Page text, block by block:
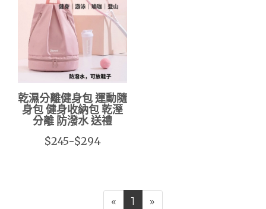
乾濕分離健身包 運動隨
身包 健身收納包 乾溼
分離 防潑水 送禮
$245-$294
« 1 »